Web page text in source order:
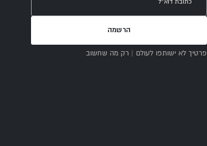
הרשמה
פרטיך לא ישותפו לעולם | רק מה שחשוב